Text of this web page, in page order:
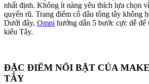
nhất định. Không ít nàng yêu thích lựa chọn
quyến rũ. Trang điểm cô dâu tông tây không
Dưới đây, Omni hướng dẫn 5 bước cực dễ để
kiểu Tây.
ĐẶC ĐIỂM NỔI BẬT CỦA
TÂY